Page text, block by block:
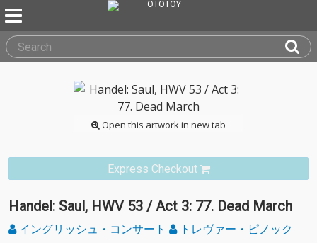
Open this artwork in new tab
Express Checkout
Handel: Saul, HWV 53 / Act 3: 77. Dead March
イングリッシュ・コンサート トレヴァー・ピノック